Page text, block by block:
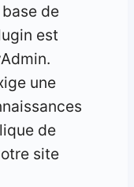
de
est
une
de
site